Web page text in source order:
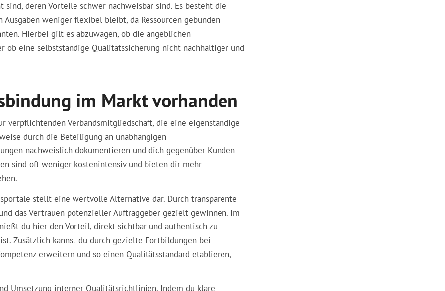
deren Vorteile schwer nachweisbar sind. Es besteht die
weniger flexibel bleibt, da Ressourcen gebunden
Hierbei gilt es abzuwägen, ob die angeblichen
eine selbstständige Qualitätssicherung nicht nachhaltiger und
im Markt vorhanden
verpflichtenden Verbandsmitgliedschaft, die eine eigenständige
durch die Beteiligung an unabhängigen
nachweislich dokumentieren und dich gegenüber Kunden
sind oft weniger kostenintensiv und bieten dir mehr
stellt eine wertvolle Alternative dar. Durch transparente
das Vertrauen potenzieller Auftraggeber gezielt gewinnen. Im
du hier den Vorteil, direkt sichtbar und authentisch zu
Zusätzlich kannst du durch gezielte Fortbildungen bei
erweitern und so einen Qualitätsstandard etablieren,
Umsetzung interner Qualitätsrichtlinien. Indem du klare